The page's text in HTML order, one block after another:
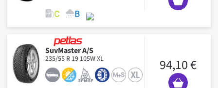
SuvMaster A/S
235/55 R 19 105W XL 94,10 €